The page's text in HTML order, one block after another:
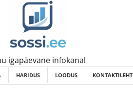
igapäevane infokanal
HARIDUS LOODUS KONTAKTILEHT